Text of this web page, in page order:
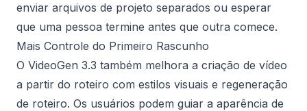
enviar arquivos de projeto separados ou esperar
que uma pessoa termine antes que outra comece.
Mais Controle do Primeiro Rascunho
O VideoGen 3.3 também melhora a criação de vídeo
a partir do roteiro com estilos visuais e regeneração
de roteiro. Os usuários podem guiar a aparência de